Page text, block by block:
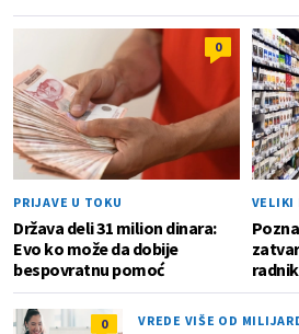
0
PRIJAVE U TOKU
Država deli 31 milion dinara:
Evo ko može da dobije
bespovratnu pomoć
VELIKI
0 VREDE VIŠE OD